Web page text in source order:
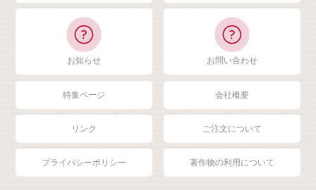
お知らせ お問い合わせ
特集ページ 会社概要
リンク ご注文について
プライバシーポリシー 著作物の利用について